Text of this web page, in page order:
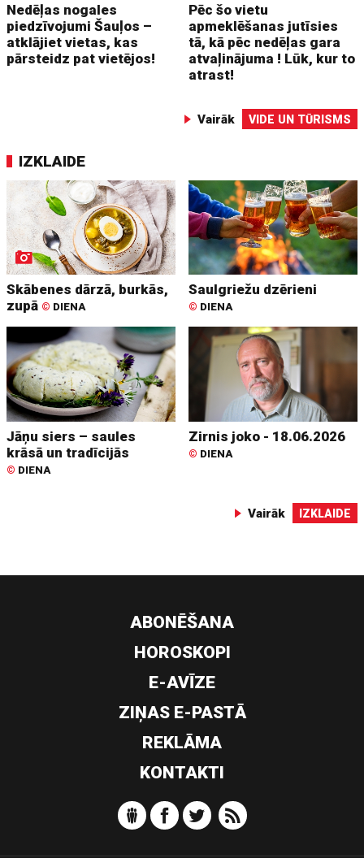
Nedēļas nogales
piedzīvojumi Šauļos –
atklājiet vietas, kas
pārsteidz pat vietējos!
Pēc šo vietu
apmeklēšanas jutīsies
tā, kā pēc nedēļas gara
atvaļinājuma ! Lūk, kur to
atrast!
Vairāk VIDE UN TŪRISMS
IZKLAIDE
Skābenes dārzā, burkās,
zupā © DIENA
Saulgriežu dzērieni
© DIENA
Jāņu siers – saules
krāsā un tradīcijās
© DIENA
Zirnis joko - 18.06.2026
© DIENA
Vairāk IZKLAIDE
ABONĒŠANA
HOROSKOPI
E-AVĪZE
ZIŅAS E-PASTĀ
REKLĀMA
KONTAKTI